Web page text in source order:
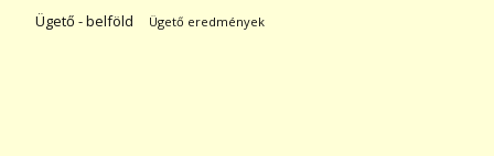
Ügető - belföld Ügető eredmények